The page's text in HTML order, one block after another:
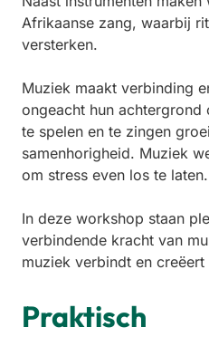
Afrikaanse zang, waarbij
versterken.
Muziek maakt verbinding
ongeacht hun
te spelen en te zingen
samenhorigheid. Muziek
om stress even los te laten.
In deze workshop staan
verbindende kracht van
muziek verbindt en
Praktisch